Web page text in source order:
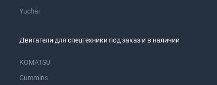
Yuchai
Двигатели для спецтехники под заказ и в наличии
KOMATSU
Cummins